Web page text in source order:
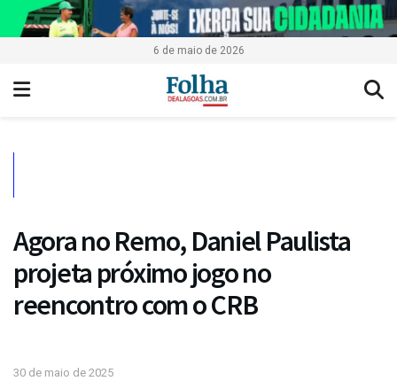
6 de maio de 2026
Agora no Remo, Daniel Paulista
projeta próximo jogo no
reencontro com o CRB
30 de maio de 2025